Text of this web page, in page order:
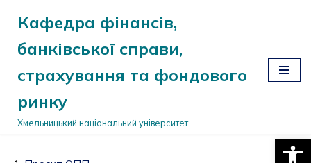
до
вмісту
Кафедра фінансів,
банківської справи,
страхування та фондового
ринку
Хмельницький національний університет